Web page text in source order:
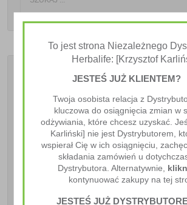
Ostatnie Artykuły
Zdrowe odżywianie – mity i fakty
Naturalne składniki w Herbalife SKIN
Jak zbilansować trening siłowy i cardio
To jest strona Niezależnego
Herbalife: [Krzysztof
JESTEŚ JUŻ KLIENTEM?
Twoja osobista relacja z
kluczowa do osiągnięcia zmian w
odżywiania, które chcesz uzyskać.
Karliński] nie jest Dystrybutorem,
wspierał Cię w ich osiągnięciu,
składania zamówień u
Dystrybutora. Alternatywnie,
kontynuować zakupy na tej
JESTEŚ JUŻ